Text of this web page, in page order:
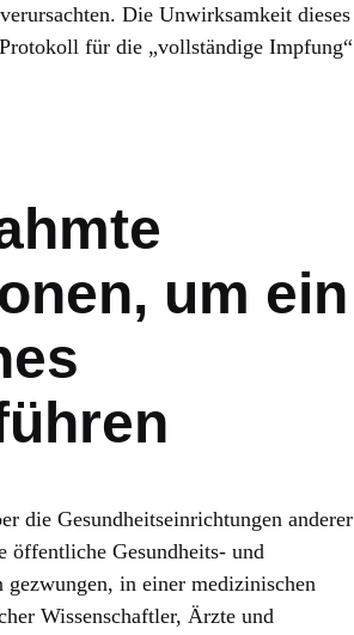
Die Unwirksamkeit dieses
für die „vollständige Impfung“
um ein
die Gesundheitseinrichtungen anderer
öffentliche Gesundheits- und
in einer medizinischen
Wissenschaftler, Ärzte und